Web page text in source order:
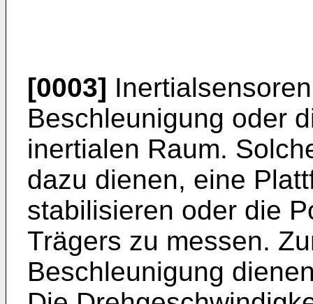
[0003]
Beschleunigung oder
inertialen Raum.
dazu dienen, eine
stabilisieren oder die
Trägers zu messen.
Beschleunigung